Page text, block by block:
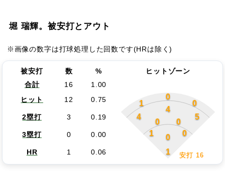
堀 瑞輝。被安打とアウト
※画像の数字は打球処理した回数です(HRは除く)
被安打 数 %
ヒットゾーン
合計
16
1.00
ヒット
12 0.75 1
0
0
4
4
5
0
0
1
0
0
1
安打 16
2塁打 3 0.19
3塁打 0 0.00
HR 1 0.06